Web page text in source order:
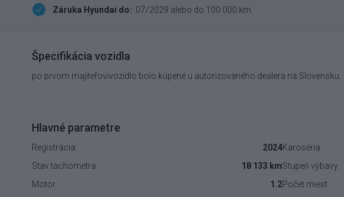
Záruka Hyundai do: 07/2029 alebo do 100 000 km
Špecifikácia vozidla
po prvom majiteľovivozidlo bolo kúpené u autorizovaného dealera na Slovensku.
Hlavné parametre
Registrácia:
2024
Stav tachometra:
18 133 km
Motor:
1.2
Karoséria:
Stupeň výbavy:
Počet miest: